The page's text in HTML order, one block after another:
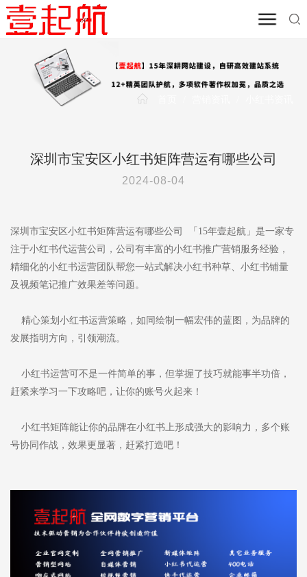
深圳市宝安区小红书矩阵营运有哪些公司
2024-08-04
深圳市宝安区小红书矩阵营运有哪些公司 「15年壹起航」是一家专
注于小红书代运营公司，公司有丰富的小红书推广营销服务经验，
精细化的小红书运营团队帮您一站式解决小红书种草、小红书铺量
及视频笔记推广效果差等问题。
精心策划小红书运营策略，如同绘制一幅宏伟的蓝图，为品牌的
发展指明方向，引领潮流。
小红书运营可不是一件简单的事，但掌握了技巧就能事半功倍，
赶紧来学习一下攻略吧，让你的账号火起来！
小红书矩阵能让你的品牌在小红书上形成强大的影响力，多个账
号协同作战，效果更显著，赶紧打造吧！